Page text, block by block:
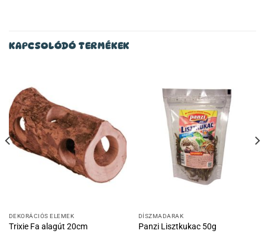
KAPCSOLÓDÓ TERMÉKEK
DEKORÁCIÓS ELEMEK
Trixie Fa alagút 20cm
DÍSZMADARAK
Panzi Lisztkukac 50g